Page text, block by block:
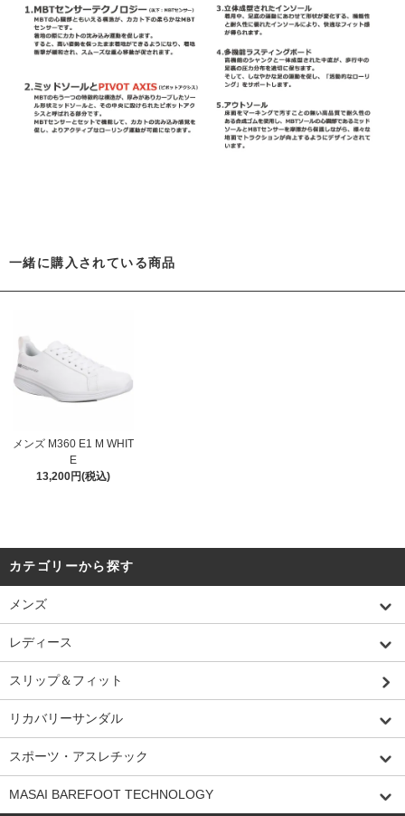
一緒に購入されている商品
メンズ M360 E1 M WHIT
E
13,200円(税込)
カテゴリーから探す
メンズ
レディース
スリップ＆フィット
リカバリーサンダル
スポーツ・アスレチック
MASAI BAREFOOT TECHNOLOGY